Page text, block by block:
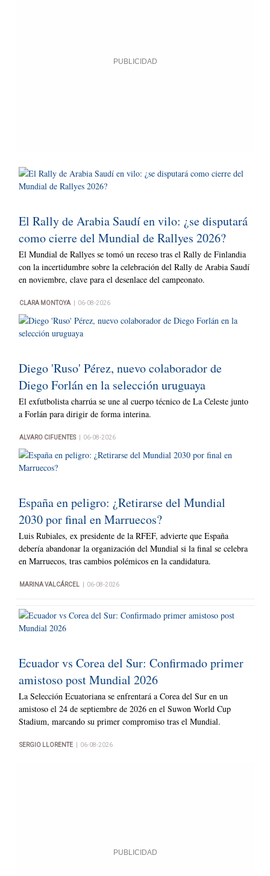
El Rally de Arabia Saudí en vilo: ¿se disputará
como cierre del Mundial de Rallyes 2026?
El Mundial de Rallyes se tomó un receso tras el Rally de Finlandia
con la incertidumbre sobre la celebración del Rally de Arabia Saudí
en noviembre, clave para el desenlace del campeonato.
CLARA MONTOYA | 06-08-2026
Diego 'Ruso' Pérez, nuevo colaborador de
Diego Forlán en la selección uruguaya
El exfutbolista charrúa se une al cuerpo técnico de La Celeste junto
a Forlán para dirigir de forma interina.
ALVARO CIFUENTES | 06-08-2026
España en peligro: ¿Retirarse del Mundial
2030 por final en Marruecos?
Luis Rubiales, ex presidente de la RFEF, advierte que España
debería abandonar la organización del Mundial si la final se celebra
en Marruecos, tras cambios polémicos en la candidatura.
MARINA VALCÁRCEL | 06-08-2026
Ecuador vs Corea del Sur: Confirmado primer
amistoso post Mundial 2026
La Selección Ecuatoriana se enfrentará a Corea del Sur en un
amistoso el 24 de septiembre de 2026 en el Suwon World Cup
Stadium, marcando su primer compromiso tras el Mundial.
SERGIO LLORENTE | 06-08-2026